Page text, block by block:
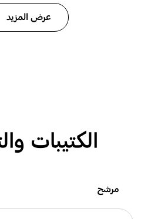
عرض المزيد
الكتيبات
مرشح